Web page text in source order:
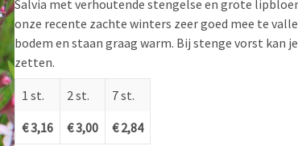
Salvia met verhoutende stengelse en grote
onze recente zachte winters zeer goed mee te
bodem en staan graag warm. Bij stenge vorst
zetten.
1 st.
€ 3,16
2 st.
€ 3,00
7 st.
€ 2,84